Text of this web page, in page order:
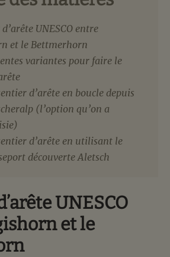
UNESCO entre
et le Bettmerhorn
variantes pour faire le
d’arête en boucle depuis
(l’option qu’on a
d’arête en utilisant le
découverte Aletsch
UNESCO
et le